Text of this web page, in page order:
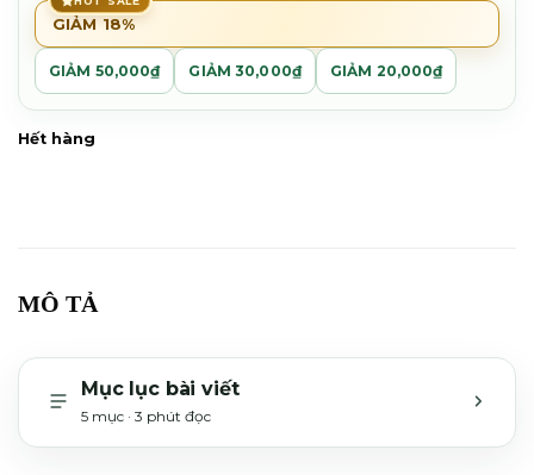
GIẢM 18%
GIẢM 50,000₫ GIẢM 30,000₫ GIẢM 20,000₫
Hết hàng
MÔ TẢ
Mục lục bài viết
5 mục · 3 phút đọc